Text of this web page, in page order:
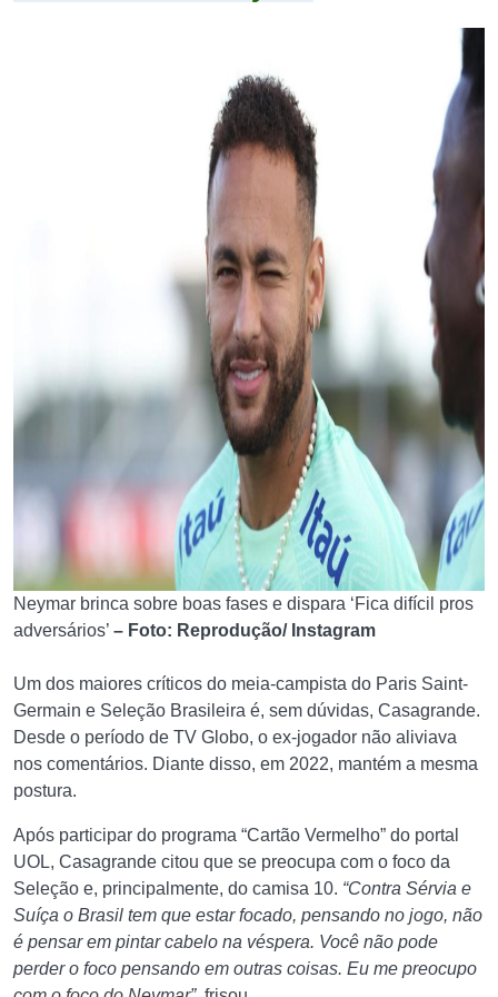
Neymar brinca sobre boas fases e dispara ‘Fica difícil pros
adversários’ – Foto: Reprodução/ Instagram
Um dos maiores críticos do meia-campista do Paris Saint-
Germain e Seleção Brasileira é, sem dúvidas, Casagrande.
Desde o período de TV Globo, o ex-jogador não aliviava
nos comentários. Diante disso, em 2022, mantém a mesma
postura.
Após participar do programa “Cartão Vermelho” do portal
UOL, Casagrande citou que se preocupa com o foco da
Seleção e, principalmente, do camisa 10. “Contra Sérvia e
Suíça o Brasil tem que estar focado, pensando no jogo, não
é pensar em pintar cabelo na véspera. Você não pode
perder o foco pensando em outras coisas. Eu me preocupo